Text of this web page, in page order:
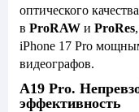
оптического
в ProRAW и ProRes
iPhone 17 Pro
видеографов.
A19 Pro.
эффективность